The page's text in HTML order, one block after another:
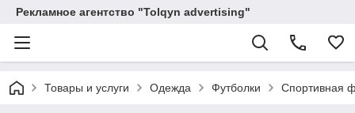
Рекламное агентство "Tolqyn advertising"
Товары и услуги Одежда Футболки Спортивная